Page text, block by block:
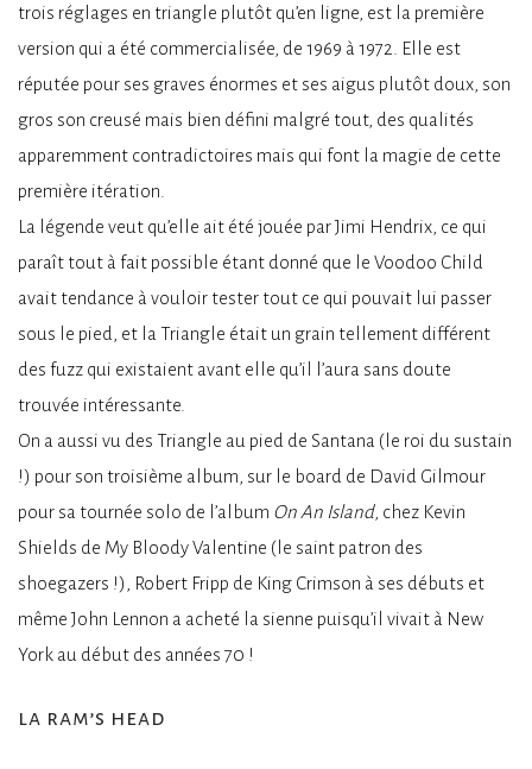
trois réglages en triangle plutôt qu’en ligne, est la première
version qui a été commercialisée, de 1969 à 1972. Elle est
réputée pour ses graves énormes et ses aigus plutôt doux, son
gros son creusé mais bien défini malgré tout, des qualités
apparemment contradictoires mais qui font la magie de cette
première itération.
La légende veut qu’elle ait été jouée par Jimi Hendrix, ce qui
paraît tout à fait possible étant donné que le Voodoo Child
avait tendance à vouloir tester tout ce qui pouvait lui passer
sous le pied, et la Triangle était un grain tellement différent
des fuzz qui existaient avant elle qu’il l’aura sans doute
trouvée intéressante.
On a aussi vu des Triangle au pied de Santana (le roi du sustain
!) pour son troisième album, sur le board de David Gilmour
pour sa tournée solo de l’album On An Island, chez Kevin
Shields de My Bloody Valentine (le saint patron des
shoegazers !), Robert Fripp de King Crimson à ses débuts et
même John Lennon a acheté la sienne puisqu’il vivait à New
York au début des années 70 !
la ram’s head